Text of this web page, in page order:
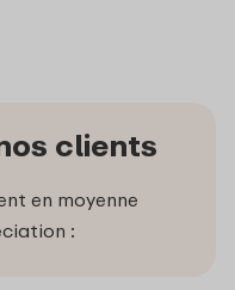
clients
en moyenne
: